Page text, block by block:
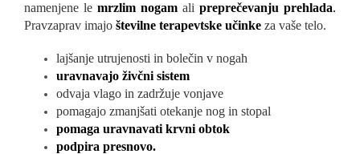
namenjene le mrzlim nogam ali preprečevanju prehlada.
Pravzaprav imajo številne terapevtske učinke za vaše telo.
lajšanje utrujenosti in bolečin v nogah
uravnavajo živčni sistem
odvaja vlago in zadržuje vonjave
pomagajo zmanjšati otekanje nog in stopal
pomaga uravnavati krvni obtok
podpira presnovo.